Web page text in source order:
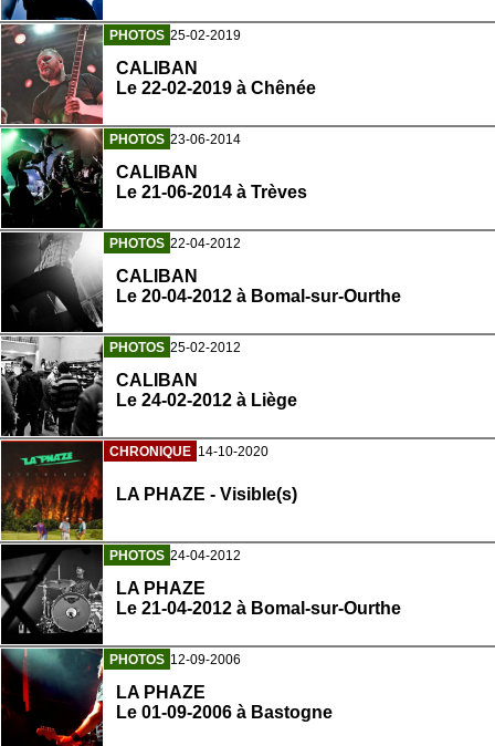
PHOTOS 25-02-2019
CALIBAN
Le 22-02-2019 à Chênée
PHOTOS 23-06-2014
CALIBAN
Le 21-06-2014 à Trèves
PHOTOS 22-04-2012
CALIBAN
Le 20-04-2012 à Bomal-sur-Ourthe
PHOTOS 25-02-2012
CALIBAN
Le 24-02-2012 à Liège
CHRONIQUE 14-10-2020
LA PHAZE - Visible(s)
PHOTOS 24-04-2012
LA PHAZE
Le 21-04-2012 à Bomal-sur-Ourthe
PHOTOS 12-09-2006
LA PHAZE
Le 01-09-2006 à Bastogne